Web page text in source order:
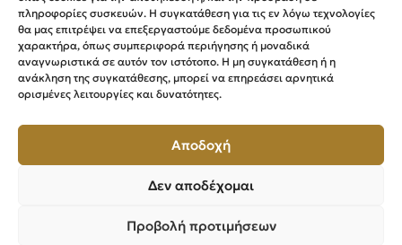
πληροφορίες συσκευών. Η συγκατάθεση για τις εν λόγω τεχνολογίες
θα μας επιτρέψει να επεξεργαστούμε δεδομένα προσωπικού
χαρακτήρα, όπως συμπεριφορά περιήγησης ή μοναδικά
αναγνωριστικά σε αυτόν τον ιστότοπο. Η μη συγκατάθεση ή η
ανάκληση της συγκατάθεσης, μπορεί να επηρεάσει αρνητικά
ορισμένες λειτουργίες και δυνατότητες.
Αποδοχή
Δεν αποδέχομαι
Προβολή προτιμήσεων
Εγγραφή
Powered byKnowledge A.E.